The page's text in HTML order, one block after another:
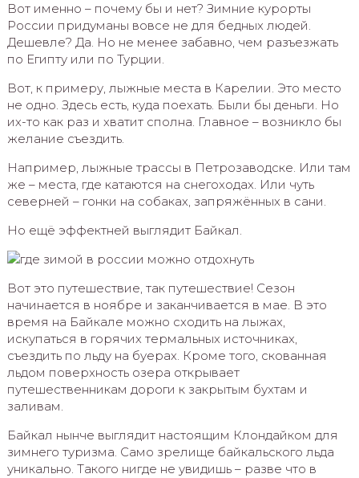
Вот именно – почему бы и нет? Зимние курорты
России придуманы вовсе не для бедных людей.
Дешевле? Да. Но не менее забавно, чем разъезжать
по Египту или по Турции.
Вот, к примеру, лыжные места в Карелии. Это место
не одно. Здесь есть, куда поехать. Были бы деньги. Но
их-то как раз и хватит сполна. Главное – возникло бы
желание съездить.
Например, лыжные трассы в Петрозаводске. Или там
же – места, где катаются на снегоходах. Или чуть
северней – гонки на собаках, запряжённых в сани.
Но ещё эффектней выглядит Байкал.
Вот это путешествие, так путешествие! Сезон
начинается в ноябре и заканчивается в мае. В это
время на Байкале можно сходить на лыжах,
искупаться в горячих термальных источниках,
съездить по льду на буерах. Кроме того, скованная
льдом поверхность озера открывает
путешественникам дороги к закрытым бухтам и
заливам.
Байкал нынче выглядит настоящим Клондайком для
зимнего туризма. Само зрелище байкальского льда
уникально. Такого нигде не увидишь – разве что в